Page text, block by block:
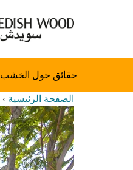
حقائق حول الخشب
الصفحة الرئيسية ›